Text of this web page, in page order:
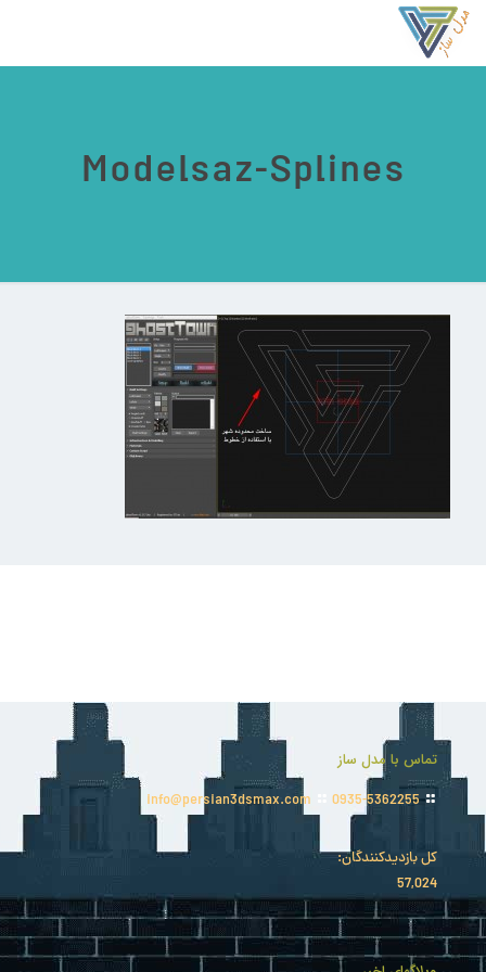
Modelsaz-Splines
تماس با مدل ساز
0935-5362255
کل بازدیدکنند‌گان:
57,024